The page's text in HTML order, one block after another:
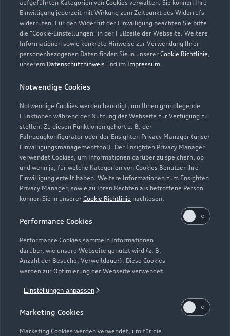
aufgeführten Kategorien von Cookies verwalten. Sie können Ihre
Einwilligung jederzeit mit Wirkung zum Zeitpunkt des Widerrufs
widerrufen. Für den Widerruf der Einwilligung beachten Sie bitte
die "Cookie-Einstellungen" in der Fußzeile der Webseite. Weitere
Informationen sowie konkrete Hinweise zur Verwendung Ihrer
personenbezogenen Daten finden Sie in unserer Cookie Richtlinie,
unserem Datenschutzhinweis und im Impressum.
Notwendige Cookies
Notwendige Cookies werden benötigt, um Ihnen grundlegende
Funktionen während der Nutzung der Webseite zur Verfügung zu
stellen. Zu diesen Funktionen gehört z. B. der
Fahrzeugkonfigurator oder der Ensighten Privacy Manager (unser
Einwilligungsmanagementtool). Der Ensighten Privacy Manager
verwendet Cookies, um Informationen darüber zu speichern, ob
und wenn ja, für welche Kategorien von Cookies Benutzer ihre
Einwilligung erteilt haben. Weitere Informationen zum Ensighten
Privacy Manager, sowie zu Ihren Rechten als betroffene Person
können Sie in unserer Cookie Richtlinie nachlesen.
Performance Cookies
Performance Cookies sammeln Informationen
darüber, wie unsere Webseite genutzt wird (z. B.
Anzahl der Besuche, Verweildauer). Diese Cookies
werden zur Optimierung der Webseite verwendet.
Einstellungen anpassen
Marketing Cookies
Marketing Cookies werden verwendet, um für die
Zur Inspektion
Zurück nach oben
Modelle
Elektromodelle
Plug-in-Hybride
Neuwagensuche
Gebrauchtwagensuche
Service & Zubehör
Saisonale Angebote
Audi Services
Garantie
Audi digital services
Support
Über Audi
Unternehmen